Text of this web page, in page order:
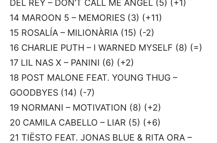
DEL REY – DON’T CALL ME ANGEL (5) (+1)
14 MAROON 5 – MEMORIES (3) (+11)
15 ROSALÍA – MILIONÀRIA (15) (-2)
16 CHARLIE PUTH – I WARNED MYSELF (8) (=)
17 LIL NAS X – PANINI (6) (+2)
18 POST MALONE FEAT. YOUNG THUG –
GOODBYES (14) (-7)
19 NORMANI – MOTIVATION (8) (+2)
20 CAMILA CABELLO – LIAR (5) (+6)
21 TIËSTO FEAT. JONAS BLUE & RITA ORA –